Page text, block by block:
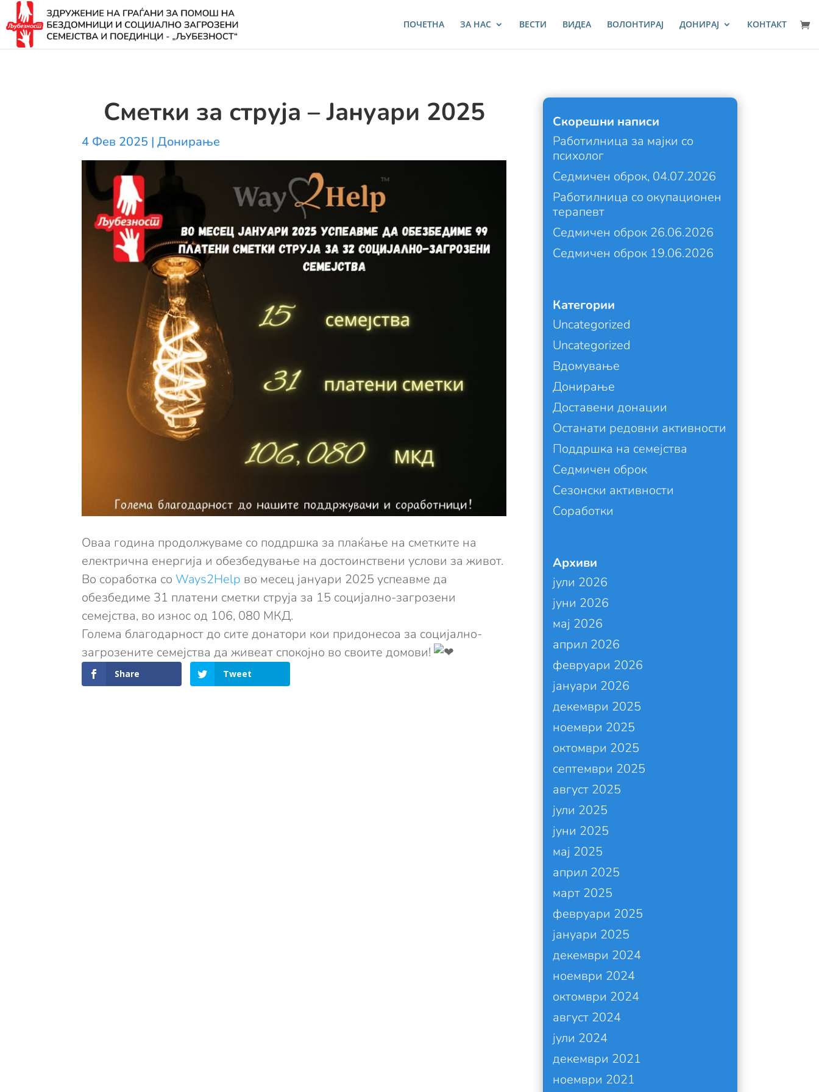
ПОЧЕТНА ЗА НАС ВЕСТИ ВИДЕА ВОЛОНТИРАЈ ДОНИРАЈ КОНТАКТ
Сметки за струја – Јануари 2025
4 Фев 2025 |Донирање
Оваа година продолжуваме со поддршка за плаќање на сметките на
електрична енергија и обезбедување на достоинствени услови за живот.
Во соработка со Ways2Help во месец јануари 2025 успеавме да
обезбедиме 31 платени сметки струја за 15 социјално-загрозени
семејства, во износ од 106, 080 МКД.
Голема благодарност до сите донатори кои придонесоа за социјално-
загрозените семејства да живеат спокојно во своите домови!
Share Tweet
Скорешни написи
Работилница за мајки со
психолог
Седмичен оброк, 04.07.2026
Работилница со окупационен
терапевт
Седмичен оброк 26.06.2026
Седмичен оброк 19.06.2026
Категории
Uncategorized
Uncategorized
Вдомување
Донирање
Доставени донации
Останати редовни активности
Поддршка на семејства
Седмичен оброк
Сезонски активности
Соработки
Архиви
јули 2026
јуни 2026
мај 2026
април 2026
февруари 2026
јануари 2026
декември 2025
ноември 2025
октомври 2025
септември 2025
август 2025
јули 2025
јуни 2025
мај 2025
април 2025
март 2025
февруари 2025
јануари 2025
декември 2024
ноември 2024
октомври 2024
август 2024
јули 2024
декември 2021
ноември 2021